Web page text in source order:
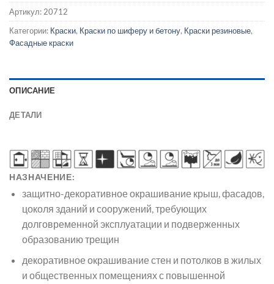
Артикул:20712
Категории: Краски, Краски по шиферу и бетону, Краски резиновые,
Фасадные краски
ОПИСАНИЕ
ДЕТАЛИ
НАЗНАЧЕНИЕ:
защитно-декоративное окрашивание крыш, фасадов,
цоколя зданий и сооружений, требующих
долговременной эксплуатации и подверженных
образованию трещин
декоративное окрашивание стен и потолков в жилых
и общественных помещениях с повышенной